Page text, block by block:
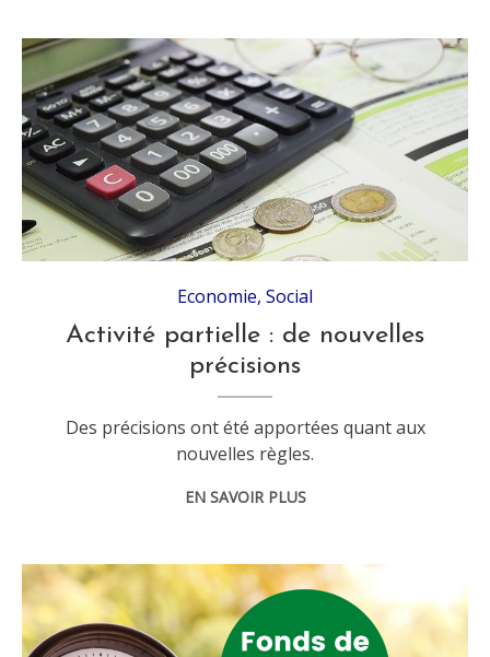
Economie,Social
Activité partielle : de nouvelles
précisions
Des précisions ont été apportées quant aux
nouvelles règles.
EN SAVOIR PLUS